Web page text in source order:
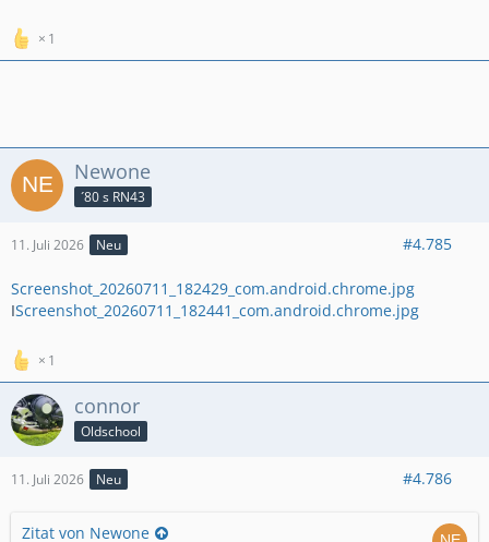
1
Newone
´80 s RN43
11. Juli 2026 Neu #4.785
Screenshot_20260711_182429_com.android.chrome.jpg
IScreenshot_20260711_182441_com.android.chrome.jpg
1
connor
Oldschool
11. Juli 2026 Neu #4.786
Zitat von Newone